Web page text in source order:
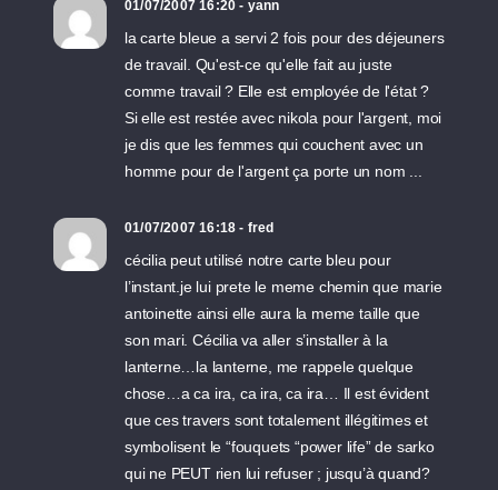
01/07/2007 16:20 - yann
la carte bleue a servi 2 fois pour des déjeuners
de travail. Qu'est-ce qu'elle fait au juste
comme travail ? Elle est employée de l'état ?
Si elle est restée avec nikola pour l'argent, moi
je dis que les femmes qui couchent avec un
homme pour de l'argent ça porte un nom ...
01/07/2007 16:18 - fred
cécilia peut utilisé notre carte bleu pour
l’instant.je lui prete le meme chemin que marie
antoinette ainsi elle aura la meme taille que
son mari. Cécilia va aller s’installer à la
lanterne…la lanterne, me rappele quelque
chose…a ca ira, ca ira, ca ira… Il est évident
que ces travers sont totalement illégitimes et
symbolisent le “fouquets “power life” de sarko
qui ne PEUT rien lui refuser ; jusqu’à quand?